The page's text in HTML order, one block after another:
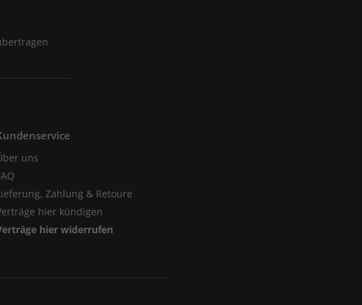
uns
Zahlung & Retoure
hier kündigen
hier widerrufen